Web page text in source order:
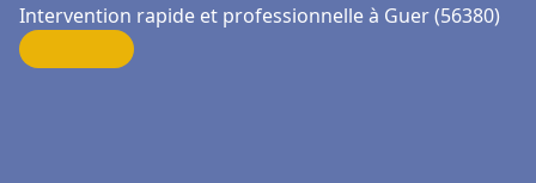
Intervention rapide et professionnelle à Guer (56380)